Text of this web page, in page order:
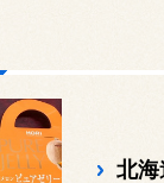
北